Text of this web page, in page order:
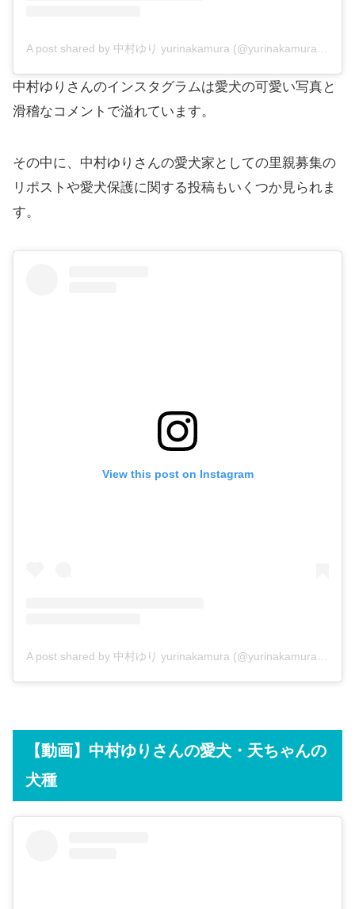
A post shared by 中村ゆり yurinakamura (@yurinakamurawoori)
中村ゆりさんのインスタグラムは愛犬の可愛い写真と
滑稽なコメントで溢れています。
その中に、中村ゆりさんの愛犬家としての里親募集の
リポストや愛犬保護に関する投稿もいくつか見られま
す。
View this post on Instagram
【動画】中村ゆりさんの愛犬・天ちゃんの
犬種